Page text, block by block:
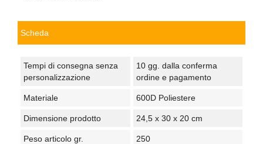
Scheda
Tempi di consegna senza
personalizzazione
10 gg. dalla conferma
ordine e pagamento
Materiale 600D Poliestere
Dimensione prodotto 24,5 x 30 x 20 cm
Peso articolo gr. 250